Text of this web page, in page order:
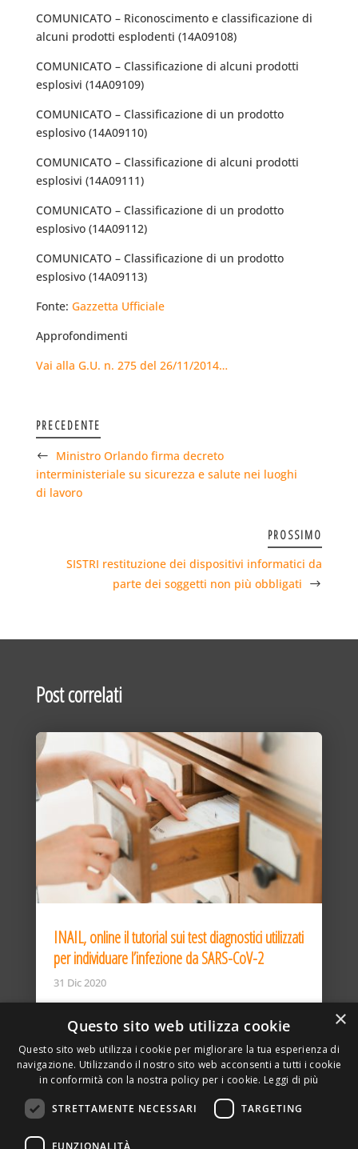
COMUNICATO – Riconoscimento e classificazione di
alcuni prodotti esplodenti (14A09108)
COMUNICATO – Classificazione di alcuni prodotti
esplosivi (14A09109)
COMUNICATO – Classificazione di un prodotto
esplosivo (14A09110)
COMUNICATO – Classificazione di alcuni prodotti
esplosivi (14A09111)
COMUNICATO – Classificazione di un prodotto
esplosivo (14A09112)
COMUNICATO – Classificazione di un prodotto
esplosivo (14A09113)
Fonte: Gazzetta Ufficiale
Approfondimenti
Vai alla G.U. n. 275 del 26/11/2014…
PRECEDENTE
Ministro Orlando firma decreto
interministeriale su sicurezza e salute nei luoghi
di lavoro
PROSSIMO
SISTRI restituzione dei dispositivi informatici da
parte dei soggetti non più obbligati
Post correlati
INAIL, online il tutorial sui test diagnostici utilizzati
per individuare l’infezione da SARS-CoV-2
31 Dic 2020
×
Questo sito web utilizza cookie
Questo sito web utilizza i cookie per migliorare la tua esperienza di
navigazione. Utilizzando il nostro sito web acconsenti a tutti i cookie
in conformità con la nostra policy per i cookie. Leggi di più
STRETTAMENTE NECESSARI TARGETING
FUNZIONALITÀ